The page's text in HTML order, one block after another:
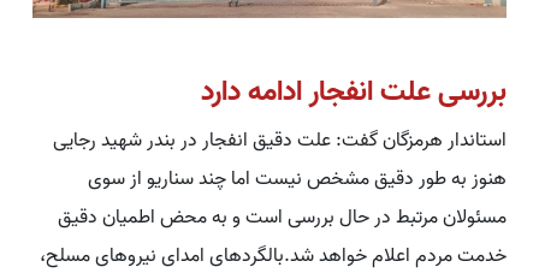
بررسی علت انفجار ادامه دارد‌
استاندار هرمزگان گفت: علت دقیق انفجار در بندر شهید رجایی
هنوز به طور دقیق مشخص نیست اما چند سناریو از سوی
مسئولان مرتبط در حال بررسی است و به محض اطمیان دقیق
خدمت مردم اعلام خواهد شد.بالگردهای امدای نیروهای مسلح،